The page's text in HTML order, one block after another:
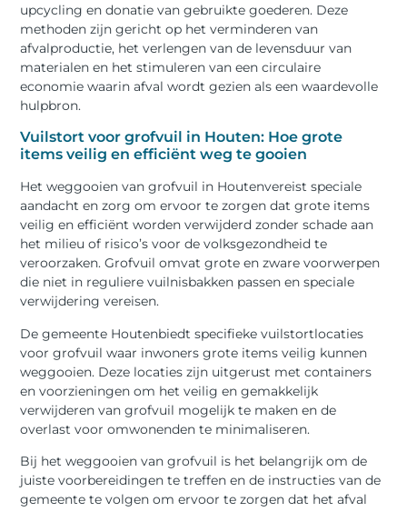
upcycling en donatie van gebruikte goederen. Deze
methoden zijn gericht op het verminderen van
afvalproductie, het verlengen van de levensduur van
materialen en het stimuleren van een circulaire
economie waarin afval wordt gezien als een waardevolle
hulpbron.
Vuilstort voor grofvuil in Houten: Hoe grote
items veilig en efficiënt weg te gooien
Het weggooien van grofvuil in Houtenvereist speciale
aandacht en zorg om ervoor te zorgen dat grote items
veilig en efficiënt worden verwijderd zonder schade aan
het milieu of risico’s voor de volksgezondheid te
veroorzaken. Grofvuil omvat grote en zware voorwerpen
die niet in reguliere vuilnisbakken passen en speciale
verwijdering vereisen.
De gemeente Houtenbiedt specifieke vuilstortlocaties
voor grofvuil waar inwoners grote items veilig kunnen
weggooien. Deze locaties zijn uitgerust met containers
en voorzieningen om het veilig en gemakkelijk
verwijderen van grofvuil mogelijk te maken en de
overlast voor omwonenden te minimaliseren.
Bij het weggooien van grofvuil is het belangrijk om de
juiste voorbereidingen te treffen en de instructies van de
gemeente te volgen om ervoor te zorgen dat het afval